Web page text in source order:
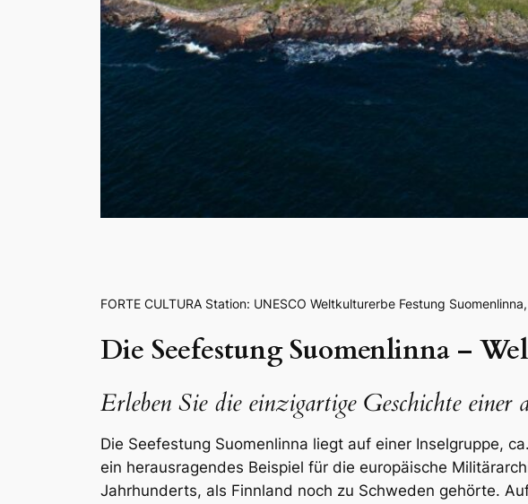
FORTE CULTURA Station: UNESCO Weltkulturerbe Festung
Die Seefestung Suomenlinna –
Erleben Sie die einzigartige Geschichte einer
Die Seefestung Suomenlinna liegt auf einer Inselgruppe,
ein herausragendes Beispiel für die europäische
Jahrhunderts, als Finnland noch zu Schweden gehörte.